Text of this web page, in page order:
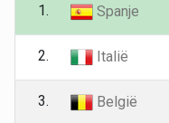
1. Spanje
2. Italië
3. België